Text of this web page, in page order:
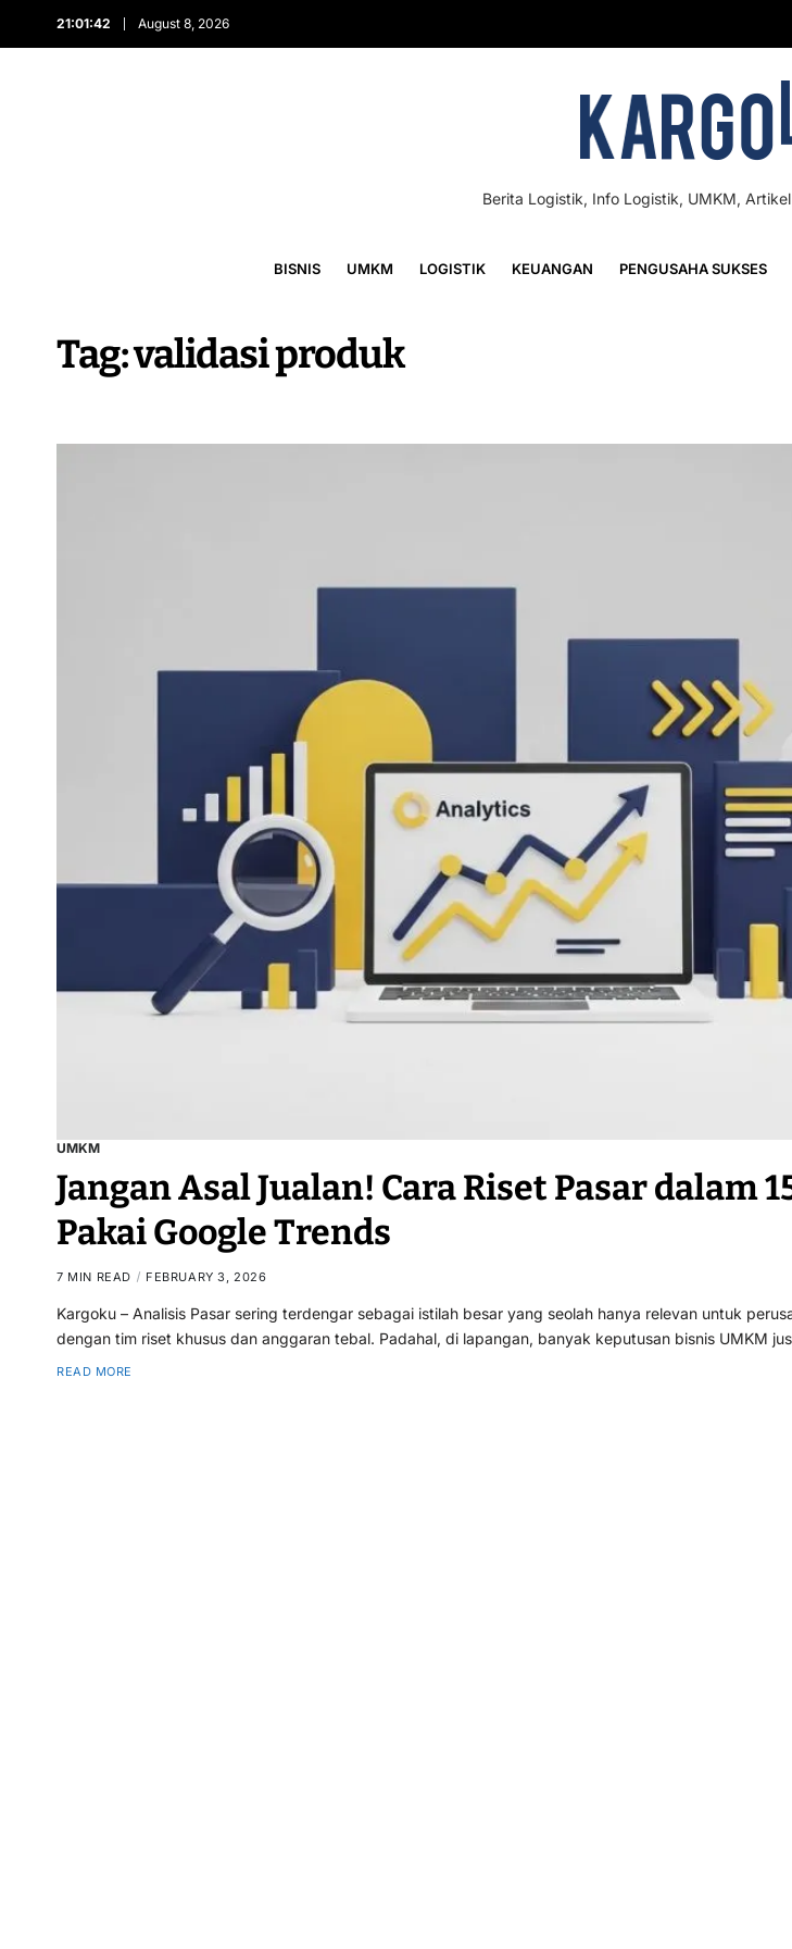
21:01:42 August 8, 2026
Berita Logistik, Info Logistik, UMKM,
BISNIS UMKM LOGISTIK KEUANGAN PENGUSAHA SUKSES
Tag:validasi produk
UMKM
Jangan Asal Jualan! Cara Riset Pasar dalam
Pakai Google Trends
7 MIN READ FEBRUARY 3, 2026
Kargoku – Analisis Pasar sering terdengar sebagai istilah besar yang seolah hanya relevan untuk
dengan tim riset khusus dan anggaran tebal. Padahal, di lapangan, banyak keputusan bisnis UMKM
READ MORE